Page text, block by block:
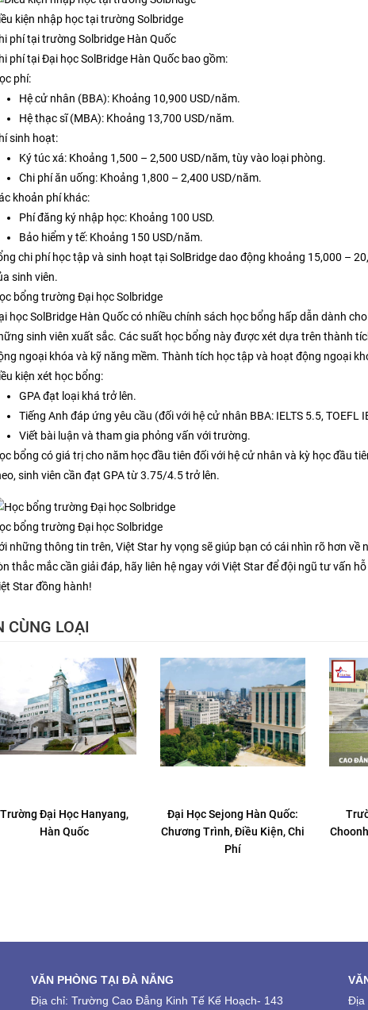
kiện nhập học tại trường Solbridge
phí tại trường Solbridge Hàn Quốc
phí tại Đại học SolBridge Hàn Quốc bao gồm:
phí:
Hệ cử nhân (BBA): Khoảng 10,900 USD/năm.
Hệ thạc sĩ (MBA): Khoảng 13,700 USD/năm.
sinh hoạt:
Ký túc xá: Khoảng 1,500 – 2,500 USD/năm, tùy vào loại phòng.
Chi phí ăn uống: Khoảng 1,800 – 2,400 USD/năm.
khoản phí khác:
Phí đăng ký nhập học: Khoảng 100 USD.
Bảo hiểm y tế: Khoảng 150 USD/năm.
chi phí học tập và sinh hoạt tại SolBridge dao động khoảng 15,000 –
sinh viên.
bổng trường Đại học Solbridge
học SolBridge Hàn Quốc có nhiều chính sách học bổng hấp dẫn dành
sinh viên xuất sắc. Các suất học bổng này được xét dựa trên thành
ngoại khóa và kỹ năng mềm. Thành tích học tập và hoạt động ngoại
kiện xét học bổng:
GPA đạt loại khá trở lên.
Tiếng Anh đáp ứng yêu cầu (đối với hệ cử nhân BBA: IELTS 5.5, TOEFL
Viết bài luận và tham gia phỏng vấn với trường.
bổng có giá trị cho năm học đầu tiên đối với hệ cử nhân và kỳ học đầu
sinh viên cần đạt GPA từ 3.75/4.5 trở lên.
bổng trường Đại học Solbridge
những thông tin trên, Việt Star hy vọng sẽ giúp bạn có cái nhìn rõ hơn
thắc mắc cần giải đáp, hãy liên hệ ngay với Việt Star để đội ngũ tư vấn
Star đồng hành!
CÙNG LOẠI
Trường Đại Học Hanyang,
Hàn Quốc
Đại Học Sejong Hàn Quốc:
Chương Trình, Điều Kiện, Chi
Phí
VĂN PHÒNG TẠI ĐÀ NẴNG
Địa chỉ: Trường Cao Đẳng Kinh Tế Kế Hoạch- 143
Địa